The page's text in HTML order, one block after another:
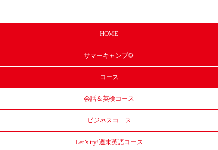
HOME
サマーキャンプ🌻
コース
会話＆英検コース
ビジネスコース
Let’s try!週末英語コース